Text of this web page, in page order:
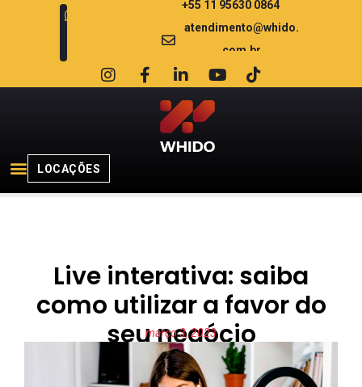
+55 11 95630 0864
atendimento@whido.
com.br
LOCAÇÕES
Live interativa: saiba
como utilizar a favor do
seu negócio
março 3, 2023